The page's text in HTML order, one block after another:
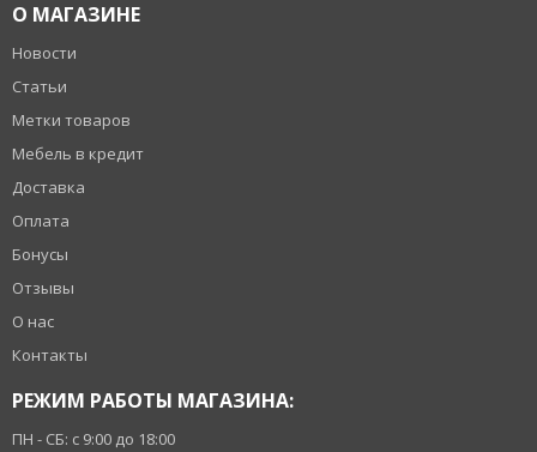
О МАГАЗИНЕ
Новости
Статьи
Метки товаров
Мебель в кредит
Доставка
Оплата
Бонусы
Отзывы
О нас
Контакты
РЕЖИМ РАБОТЫ МАГАЗИНА:
ПН - СБ: с 9:00 до 18:00